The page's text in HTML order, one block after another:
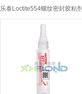
乐泰Loctite554螺纹密封胶粘剂